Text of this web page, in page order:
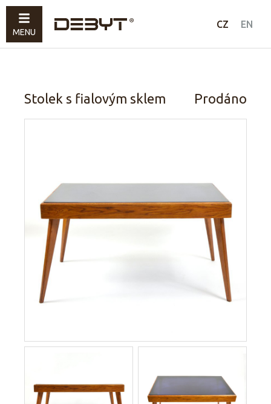
CZ EN
Nábytek
Svítidla
Prodáno
Jak nakupovat
Stolek s fialovým sklem Prodáno
MENU